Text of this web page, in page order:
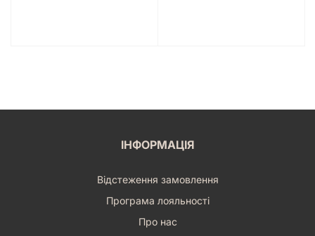
ІНФОРМАЦІЯ
Відстеження замовлення
Програма лояльності
Про нас